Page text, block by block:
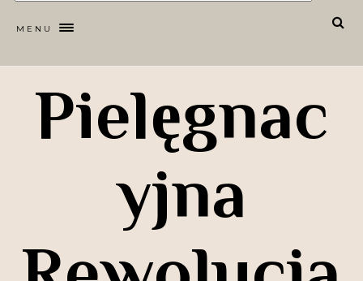
MENU
Pielęgnac
yjna